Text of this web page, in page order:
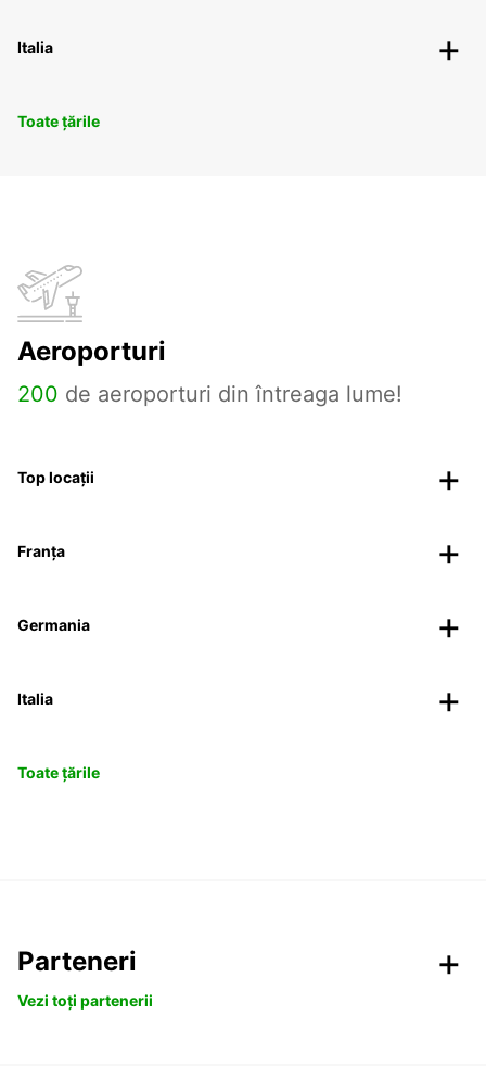
Italia
Toate țările
Aeroporturi
200 de aeroporturi din întreaga lume!
Top locații
Franța
Germania
Italia
Toate țările
Parteneri
Vezi toți partenerii